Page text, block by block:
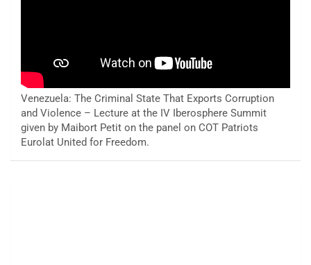
Venezuela: The Criminal State That Exports Corruption
and Violence – Lecture at the IV Iberosphere Summit
given by Maibort Petit on the panel on COT Patriots
Eurolat United for Freedom.